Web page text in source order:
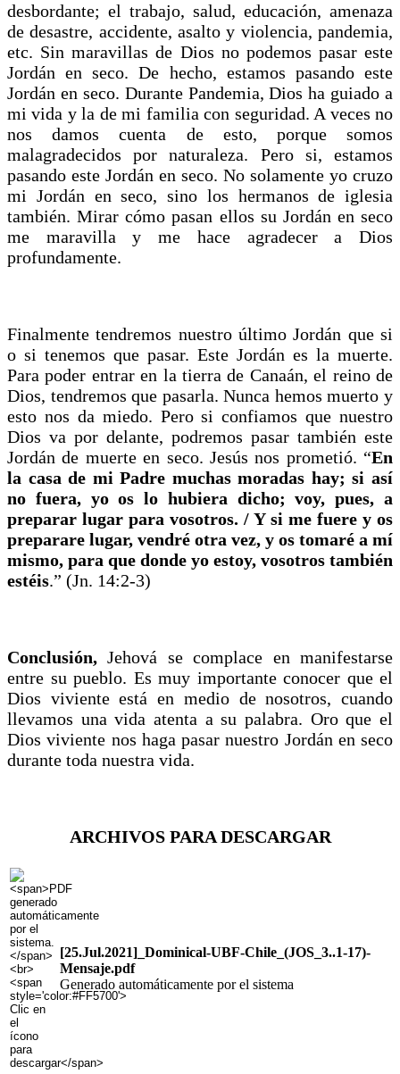
desbordante; el trabajo, salud, educación, amenaza
de desastre, accidente, asalto y violencia, pandemia,
etc. Sin maravillas de Dios no podemos pasar este
Jordán en seco. De hecho, estamos pasando este
Jordán en seco. Durante Pandemia, Dios ha guiado a
mi vida y la de mi familia con seguridad. A veces no
nos damos cuenta de esto, porque somos
malagradecidos por naturaleza. Pero si, estamos
pasando este Jordán en seco. No solamente yo cruzo
mi Jordán en seco, sino los hermanos de iglesia
también. Mirar cómo pasan ellos su Jordán en seco
me maravilla y me hace agradecer a Dios
profundamente.
Finalmente tendremos nuestro último Jordán que si
o si tenemos que pasar. Este Jordán es la muerte.
Para poder entrar en la tierra de Canaán, el reino de
Dios, tendremos que pasarla. Nunca hemos muerto y
esto nos da miedo. Pero si confiamos que nuestro
Dios va por delante, podremos pasar también este
Jordán de muerte en seco. Jesús nos prometió. “En
la casa de mi Padre muchas moradas hay; si así
no fuera, yo os lo hubiera dicho; voy, pues, a
preparar lugar para vosotros. / Y si me fuere y os
preparare lugar, vendré otra vez, y os tomaré a mí
mismo, para que donde yo estoy, vosotros también
estéis.” (Jn. 14:2-3)
Conclusión, Jehová se complace en manifestarse
entre su pueblo. Es muy importante conocer que el
Dios viviente está en medio de nosotros, cuando
llevamos una vida atenta a su palabra. Oro que el
Dios viviente nos haga pasar nuestro Jordán en seco
durante toda nuestra vida.
ARCHIVOS PARA DESCARGAR
[25.Jul.2021]_Dominical-UBF-Chile_(JOS_3..1-17)-
Mensaje.pdf
Generado automáticamente por el sistema